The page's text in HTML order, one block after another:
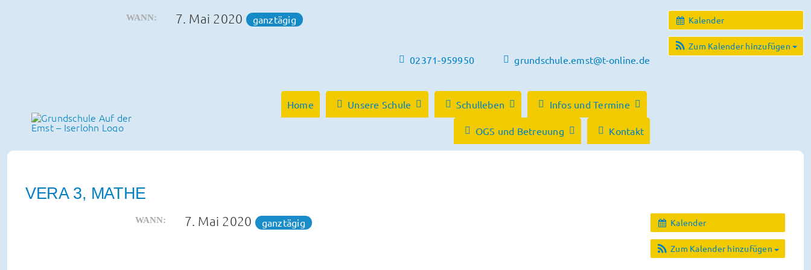
Kalender
Zum Kalender hinzufügen
WANN: 7. Mai 2020 ganztägig
02371-959950 grundschule.emst@t-online.de
Home Unsere Schule Schulleben Infos und Termine
OGS und Betreuung Kontakt
VERA 3, MATHE
Kalender
Zum Kalender hinzufügen
WANN: 7. Mai 2020 ganztägig